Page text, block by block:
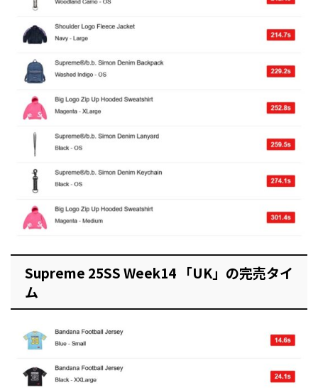
Supreme 25SS Week14 「UK」の完売タイ
ム